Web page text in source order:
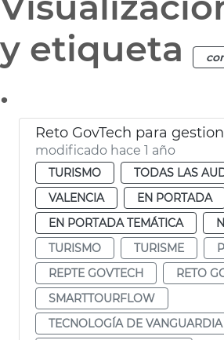
y etiqueta
.
modificado hace 1 año
TURISMO
TODAS LAS
VALENCIA
EN PORTADA
EN PORTADA TEMÁTICA
TURISMO
TURISME
REPTE GOVTECH
RETO
SMARTTOURFLOW
TECNOLOGÍA DE VANGUARDIA